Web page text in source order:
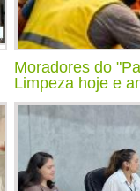
Moradores do
Limpeza hoje e